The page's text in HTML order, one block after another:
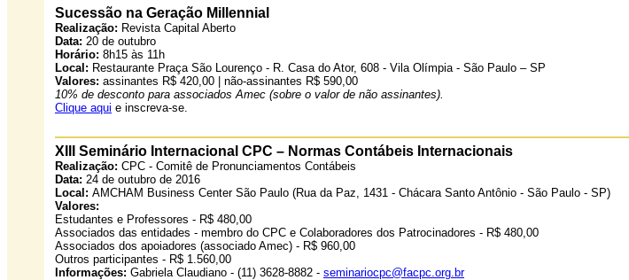
Sucessão na Geração Millennial
Realização: Revista Capital Aberto
Data: 20 de outubro
Horário: 8h15 às 11h
Local: Restaurante Praça São Lourenço - R. Casa do Ator, 608 - Vila Olímpia - São Paulo – SP
Valores: assinantes R$ 420,00 | não-assinantes R$ 590,00
10% de desconto para associados Amec (sobre o valor de não assinantes).
Clique aqui e inscreva-se.
XIII Seminário Internacional CPC – Normas Contábeis Internacionais
Realização: CPC - Comitê de Pronunciamentos Contábeis
Data: 24 de outubro de 2016
Local: AMCHAM Business Center São Paulo (Rua da Paz, 1431 - Chácara Santo Antônio - São Paulo - SP)
Valores:
Estudantes e Professores - R$ 480,00
Associados das entidades - membro do CPC e Colaboradores dos Patrocinadores - R$ 480,00
Associados dos apoiadores (associado Amec) - R$ 960,00
Outros participantes - R$ 1.560,00
Informações: Gabriela Claudiano - (11) 3628-8882 - seminariocpc@facpc.org.br